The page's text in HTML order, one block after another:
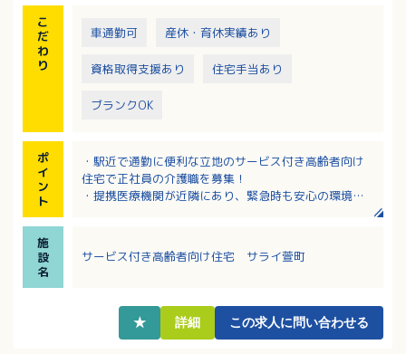
こ
だ
わ
り
車通勤可 産休・育休実績あり
資格取得支援あり 住宅手当あり
ブランクOK
ポ
イ
ン
ト
・駅近で通勤に便利な立地のサービス付き高齢者向け
住宅で正社員の介護職を募集！
・提携医療機関が近隣にあり、緊急時も安心の環境！
消化率はほぼ100％！
・給与は経験を考慮の上決定されます！
施
設
名
サービス付き高齢者向け住宅 サライ萱町
★ 詳細 この求人に問い合わせる